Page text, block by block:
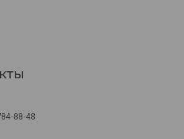
88-48